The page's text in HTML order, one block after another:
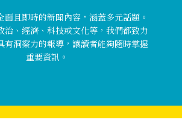
面且即時的新聞內容，涵蓋多元話題。
治、經濟、科技或文化等，我們都致力
有洞察力的報導，讓讀者能夠隨時掌握
重要資訊。